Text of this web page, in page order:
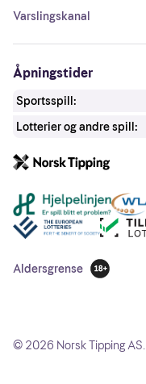
Varslingskanal
Åpningstider
Sportsspill:
Lotterier og andre spill:
Andre lenker
Aldersgrense
18 år
© 2026 Norsk Tipping AS.